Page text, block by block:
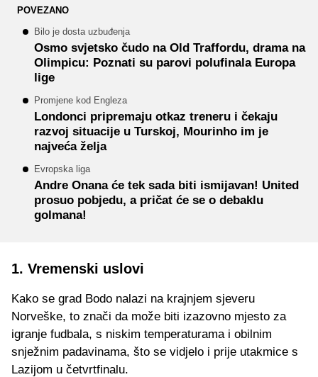
POVEZANO
Bilo je dosta uzbuđenja
Osmo svjetsko čudo na Old Traffordu, drama na
Olimpicu: Poznati su parovi polufinala Europa
lige
Promjene kod Engleza
Londonci pripremaju otkaz treneru i čekaju
razvoj situacije u Turskoj, Mourinho im je
najveća želja
Evropska liga
Andre Onana će tek sada biti ismijavan! United
prosuo pobjedu, a pričat će se o debaklu
golmana!
1. Vremenski uslovi
Kako se grad Bodo nalazi na krajnjem sjeveru
Norveške, to znači da može biti izazovno mjesto za
igranje fudbala, s niskim temperaturama i obilnim
snježnim padavinama, što se vidjelo i prije utakmice s
Lazijom u četvrtfinalu.